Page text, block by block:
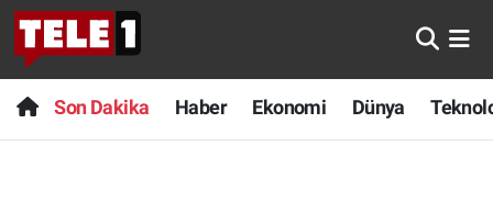
Son Dakika Haber Ekonomi Dünya
Anında Manşet
Başka Sohbetler
Son Dakika
Haber
Nöbetçi Eczaneler
Hava Durumu